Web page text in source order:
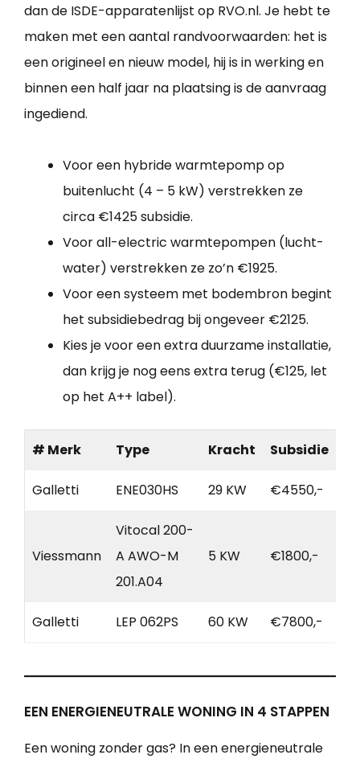
dan de ISDE-apparatenlijst op RVO.nl. Je hebt te
maken met een aantal randvoorwaarden: het is
een origineel en nieuw model, hij is in werking en
binnen een half jaar na plaatsing is de aanvraag
ingediend.
Voor een hybride warmtepomp op
buitenlucht (4 – 5 kW) verstrekken ze
circa €1425 subsidie.
Voor all-electric warmtepompen (lucht-
water) verstrekken ze zo’n €1925.
Voor een systeem met bodembron begint
het subsidiebedrag bij ongeveer €2125.
Kies je voor een extra duurzame installatie,
dan krijg je nog eens extra terug (€125, let
op het A++ label).
# Merk Type Kracht Subsidie
Galletti ENE030HS 29 KW €4550,-
Viessmann
Vitocal 200-
A AWO-M
201.A04
5 KW €1800,-
Galletti LEP 062PS 60 KW €7800,-
EEN ENERGIENEUTRALE WONING IN 4 STAPPEN
Een woning zonder gas? In een energieneutrale